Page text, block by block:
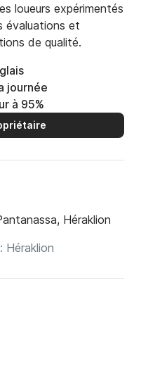
loueurs expérimentés
évaluations et
de qualité.
journée
à 95%
Héraklion